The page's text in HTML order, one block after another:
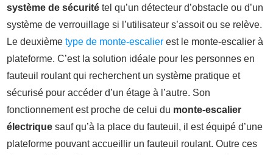
système de sécurité tel qu’un détecteur d’obstacle ou d’un
système de verrouillage si l’utilisateur s’assoit ou se relève.
Le deuxième type de monte-escalier est le monte-escalier à
plateforme. C’est la solution idéale pour les personnes en
fauteuil roulant qui recherchent un système pratique et
sécurisé pour accéder d’un étage à l’autre. Son
fonctionnement est proche de celui du monte-escalier
électrique sauf qu’à la place du fauteuil, il est équipé d’une
plateforme pouvant accueillir un fauteuil roulant. Outre ces